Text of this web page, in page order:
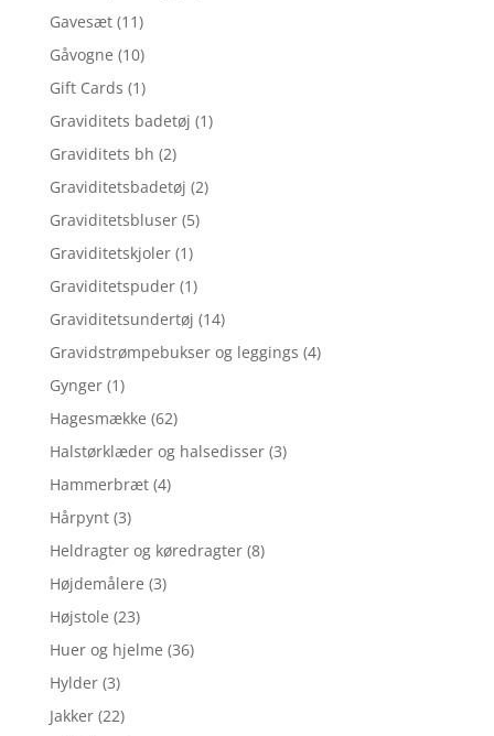
Gavesæt (11)
Gåvogne (10)
Gift Cards (1)
Graviditets badetøj (1)
Graviditets bh (2)
Graviditetsbadetøj (2)
Graviditetsbluser (5)
Graviditetskjoler (1)
Graviditetspuder (1)
Graviditetsundertøj (14)
Gravidstrømpebukser og leggings (4)
Gynger (1)
Hagesmække (62)
Halstørklæder og halsedisser (3)
Hammerbræt (4)
Hårpynt (3)
Heldragter og køredragter (8)
Højdemålere (3)
Højstole (23)
Huer og hjelme (36)
Hylder (3)
Jakker (22)